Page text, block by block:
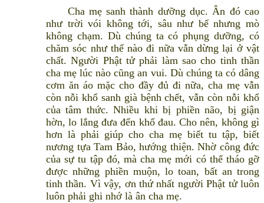
Cha mẹ sanh thành dưỡng dục. Ân đó cao
như trời vói không tới, sâu như bể nhưng mò
không chạm. Dù chúng ta có phụng dưỡng, có
chăm sóc như thế nào đi nữa vẫn dừng lại ở vật
chất. Người Phật tử phải làm sao cho tinh thần
cha mẹ lúc nào cũng an vui. Dù chúng ta có dâng
cơm ăn áo mặc cho đầy đủ đi nữa, cha mẹ vẫn
còn nỗi khổ sanh già bệnh chết, vẫn còn nỗi khổ
của tâm thức. Nhiều khi bị phiền não, bị giận
hờn, lo lắng đưa đến khổ đau. Cho nên, không gì
hơn là phải giúp cho cha mẹ biết tu tập, biết
nương tựa Tam Bảo, hướng thiện. Nhờ công đức
của sự tu tập đó, mà cha mẹ mới có thể tháo gỡ
được những phiền muộn, lo toan, bất an trong
tinh thần. Vì vậy, ơn thứ nhất người Phật tử luôn
luôn phải ghi nhớ là ân cha mẹ.